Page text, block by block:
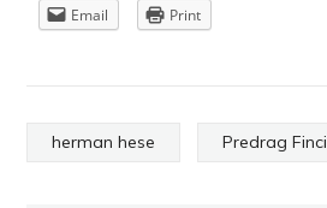
Email
Print
herman hese Predrag Finci